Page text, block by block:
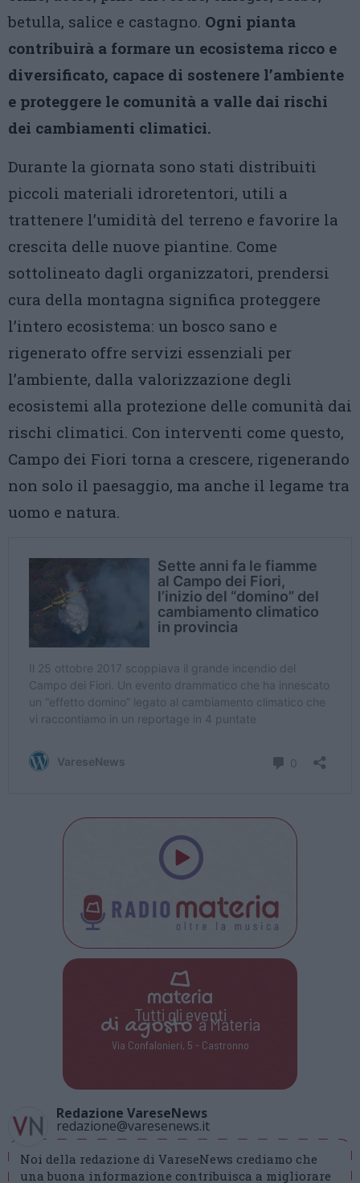
betulla, salice e castagno. Ogni pianta
contribuirà a formare un ecosistema ricco e
diversificato, capace di sostenere l’ambiente
e proteggere le comunità a valle dai rischi
dei cambiamenti climatici.
Durante la giornata sono stati distribuiti
piccoli materiali idroretentori, utili a
trattenere l’umidità del terreno e favorire la
crescita delle nuove piantine. Come
sottolineato dagli organizzatori, prendersi
cura della montagna significa proteggere
l’intero ecosistema: un bosco sano e
rigenerato offre servizi essenziali per
l’ambiente, dalla valorizzazione degli
ecosistemi alla protezione delle comunità dai
rischi climatici. Con interventi come questo,
Campo dei Fiori torna a crescere, rigenerando
non solo il paesaggio, ma anche il legame tra
uomo e natura.
Tutti gli eventi
di agostoa Materia
Via Confalonieri, 5 - Castronno
Redazione VareseNews
redazione@varesenews.it
Noi della redazione di VareseNews crediamo che
una buona informazione contribuisca a migliorare